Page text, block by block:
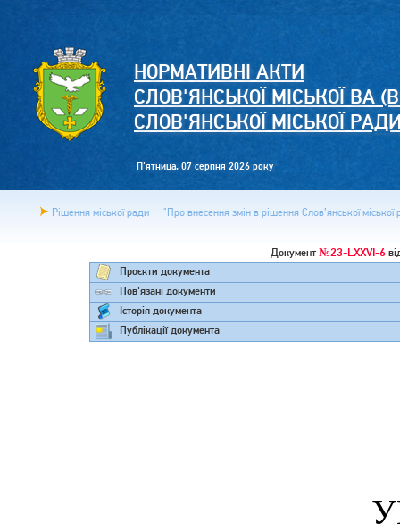
НОРМАТИВНІ АКТИ
СЛОВ'ЯНСЬКОЇ МІСЬКОЇ ВА
СЛОВ'ЯНСЬКОЇ МІСЬКОЇ
П'ятница, 07 серпня 2026 року
Рішення міської ради "Про внесення змін в рішення Слов’янської
Документ №23-LXXVI-6
Проєкти документа
Пов'язані документи
Історія документа
Публікації документа